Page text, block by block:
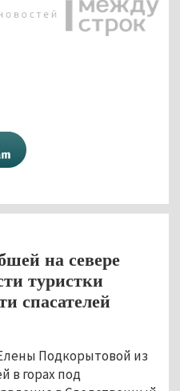
на севере
туристки
спасателей
Подкорытовой из
в горах под